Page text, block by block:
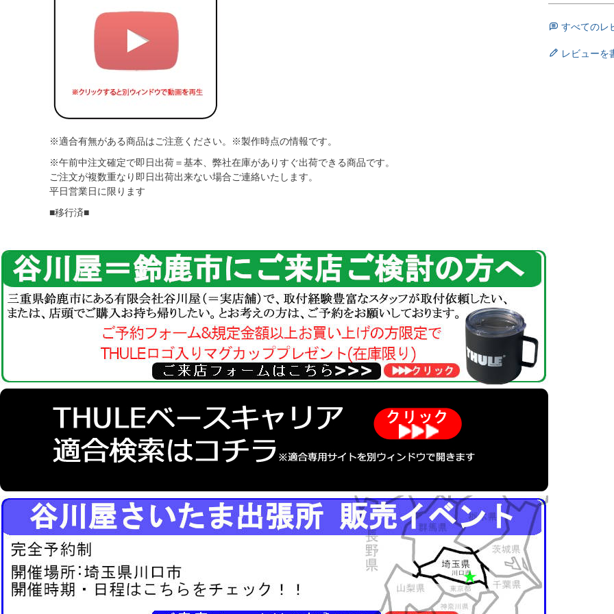
※適合有無がある商品はご注意ください。※製作時点の情報です。
※午前中注文確定で即日出荷＝基本、弊社在庫がありすぐ出荷できる商品です。
ご注文が複数重なり即日出荷出来ない場合ご連絡いたします。
平日営業日に限ります
■移行済■
すべてのレ
レビューを